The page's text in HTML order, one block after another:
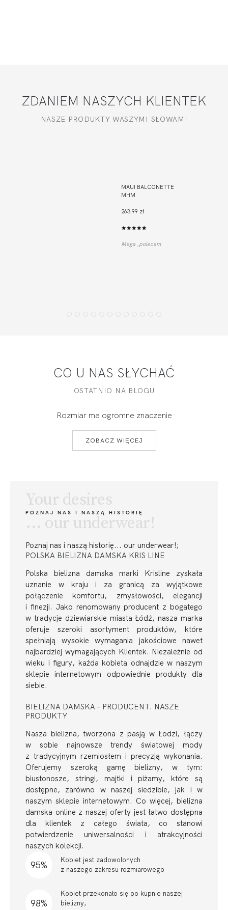
ZDANIEM NASZYCH KLIENTEK
NASZE PRODUKTY WASZYMI SŁOWAMI
MAUI BALCONETTE
MHM
263.99 zł
Mega ,polecam
CO U NAS SŁYCHAĆ
OSTATNIO NA BLOGU
Rozmiar ma ogromne znaczenie
ZOBACZ WIĘCEJ
Your desires
POZNAJ NAS I NASZĄ HISTORIĘ
... our underwear!
Poznaj nas i naszą historię... our underwear!;
POLSKA BIELIZNA DAMSKA KRIS LINE
Polska bielizna damska marki Krisline zyskała
uznanie w kraju i za granicą za wyjątkowe
połączenie komfortu, zmysłowości, elegancji
i finezji. Jako renomowany producent z bogatego
w tradycje dziewiarskie miasta Łódź, nasza marka
oferuje szeroki asortyment produktów, które
spełniają wysokie wymagania jakościowe nawet
najbardziej wymagających Klientek. Niezależnie od
wieku i figury, każda kobieta odnajdzie w naszym
sklepie internetowym odpowiednie produkty dla
siebie.
BIELIZNA DAMSKA – PRODUCENT. NASZE
PRODUKTY
Nasza bielizna, tworzona z pasją w Łodzi, łączy
w sobie najnowsze trendy światowej mody
z tradycyjnym rzemiosłem i precyzją wykonania.
Oferujemy szeroką gamę bielizny, w tym:
biustonosze, stringi, majtki i piżamy, które są
dostępne, zarówno w naszej siedzibie, jak i w
naszym sklepie internetowym. Co więcej, bielizna
damska online z naszej oferty jest łatwo dostępna
dla klientek z całego świata, co stanowi
potwierdzenie uniwersalności i atrakcyjności
naszych kolekcji.
95%
Kobiet jest zadowolonych
z naszego zakresu rozmiarowego
98%
Kobiet przekonało się po kupnie naszej
bielizny,